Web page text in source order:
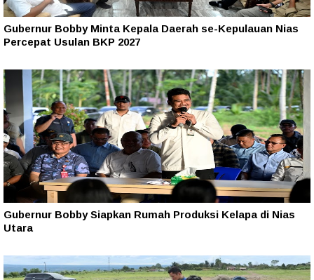
Gubernur Bobby Minta Kepala Daerah se-Kepulauan Nias
Percepat Usulan BKP 2027
Gubernur Bobby Siapkan Rumah Produksi Kelapa di Nias
Utara